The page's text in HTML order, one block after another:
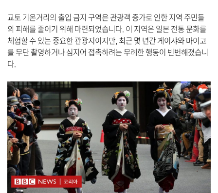
교토 기온거리의 출입 금지 구역은 관광객 증가로 인한 지역 주민들
의 피해를 줄이기 위해 마련되었습니다. 이 지역은 일본 전통 문화를
체험할 수 있는 중요한 관광지이지만, 최근 몇 년간 게이샤와 마이코
를 무단 촬영하거나 심지어 접촉하려는 무례한 행동이 빈번해졌습니
다.